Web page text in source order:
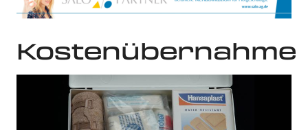
Kostenübernahme